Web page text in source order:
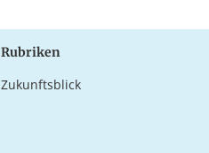
Rubriken
Zukunftsblick